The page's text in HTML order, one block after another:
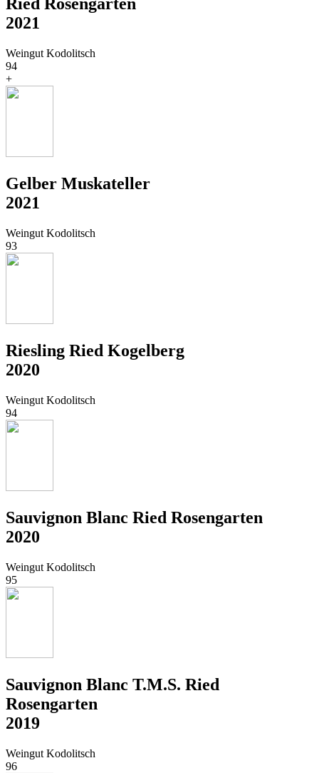
Ried Rosengarten
2021
Weingut Kodolitsch
94
+
Gelber Muskateller
2021
Weingut Kodolitsch
93
Riesling Ried Kogelberg
2020
Weingut Kodolitsch
94
Sauvignon Blanc Ried Rosengarten
2020
Weingut Kodolitsch
95
Sauvignon Blanc T.M.S. Ried
Rosengarten
2019
Weingut Kodolitsch
96